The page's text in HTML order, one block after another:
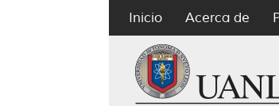
Inicio Acerca de